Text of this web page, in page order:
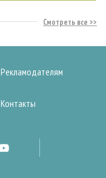
Смотреть все
Рекламодателям
Контакты